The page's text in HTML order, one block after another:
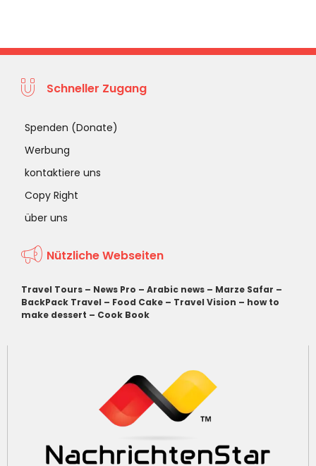
Schneller Zugang
Spenden (Donate)
Werbung
kontaktiere uns
Copy Right
über uns
Nützliche Webseiten
Travel Tours – News Pro – Arabic news – Marze Safar –
BackPack Travel – Food Cake – Travel Vision – how to
make dessert – Cook Book